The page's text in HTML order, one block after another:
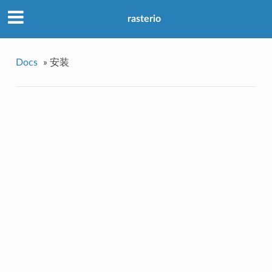
rasterio
Docs » 安装